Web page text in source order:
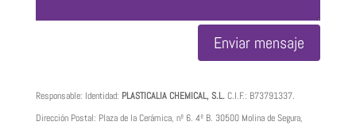
Enviar mensaje
Responsable: Identidad: PLASTICALIA CHEMICAL, S.L.C.I.F.: B73791337.
Dirección Postal: Plaza de la Cerámica, nº 6. 4º B. 30500 Molina de Segura,